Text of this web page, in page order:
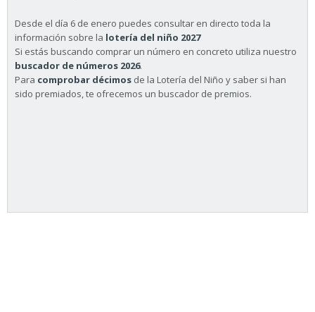
Desde el día 6 de enero puedes consultar en directo toda la
información sobre la lotería del niño 2027
Si estás buscando comprar un número en concreto utiliza nuestro
buscador de números 2026.
Para comprobar décimos de la Lotería del Niño y saber si han
sido premiados, te ofrecemos un buscador de premios.